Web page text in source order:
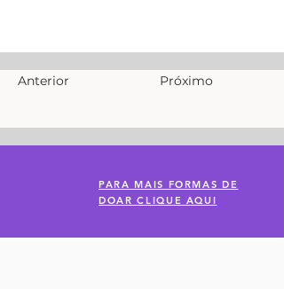
Anterior Próximo
PARA MAIS FORMAS DE
DOAR CLIQUE AQUI